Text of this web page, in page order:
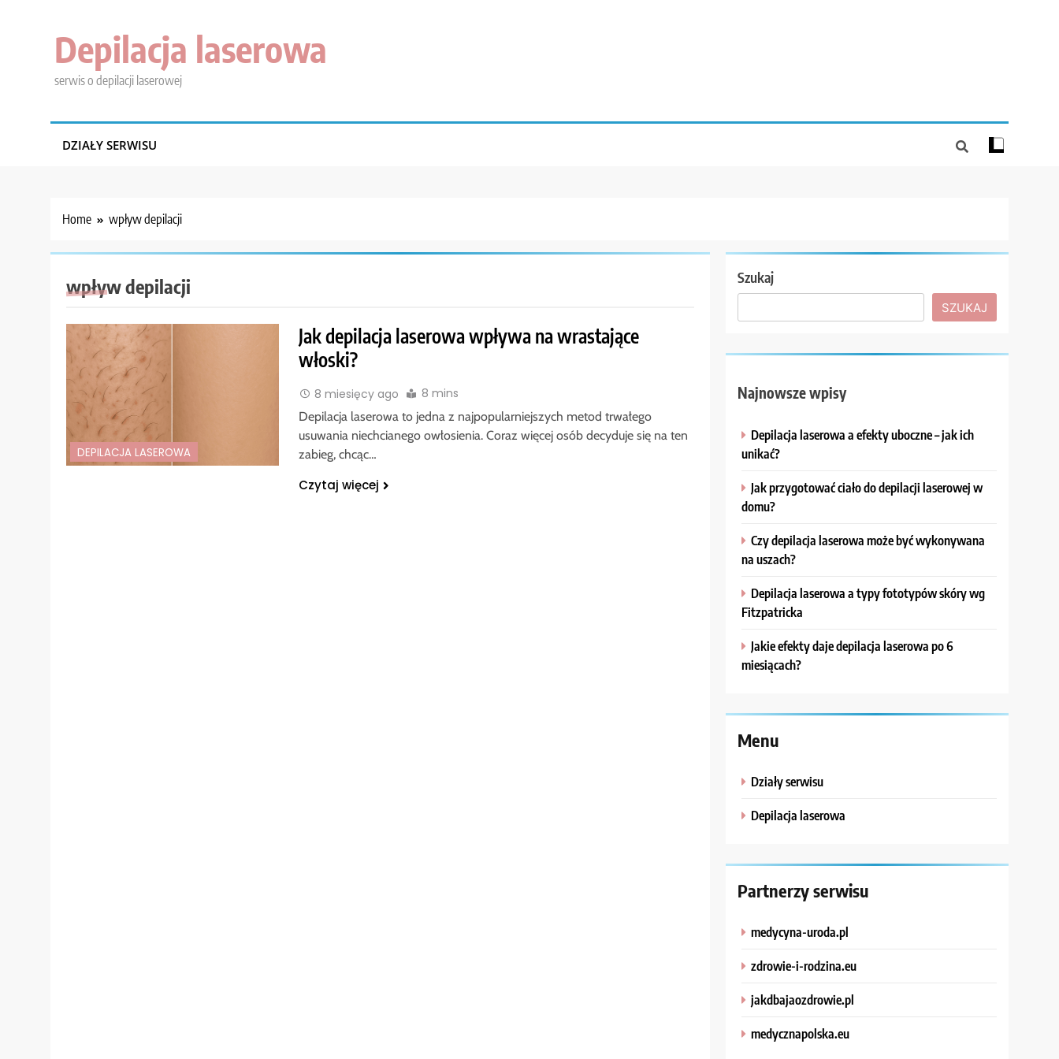
Depilacja laserowa
serwis o depilacji laserowej
DZIAŁY SERWISU
Home wpływ depilacji
wpływ depilacji
DEPILACJA LASEROWA
Jak depilacja laserowa wpływa na wrastające
włoski?
8 miesięcy ago 8 mins
Depilacja laserowa to jedna z najpopularniejszych metod trwałego
usuwania niechcianego owłosienia. Coraz więcej osób decyduje się na ten
zabieg, chcąc…
Czytaj więcej
Szukaj
SZUKAJ
Najnowsze wpisy
Depilacja laserowa a efekty uboczne – jak ich
unikać?
Jak przygotować ciało do depilacji laserowej w
domu?
Czy depilacja laserowa może być wykonywana
na uszach?
Depilacja laserowa a typy fototypów skóry wg
Fitzpatricka
Jakie efekty daje depilacja laserowa po 6
miesiącach?
Menu
Działy serwisu
Depilacja laserowa
Partnerzy serwisu
medycyna-uroda.pl
zdrowie-i-rodzina.eu
jakdbajaozdrowie.pl
medycznapolska.eu